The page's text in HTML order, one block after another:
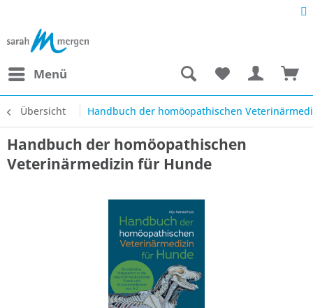
Menü
Übersicht Handbuch der homöopathischen
Handbuch der homöopathischen
Veterinärmedizin für Hunde